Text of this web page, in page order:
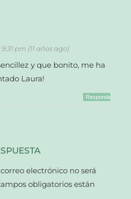
pm (11 años ago)
y que bonito, me ha
Laura!
Responder
electrónico no será
obligatorios están